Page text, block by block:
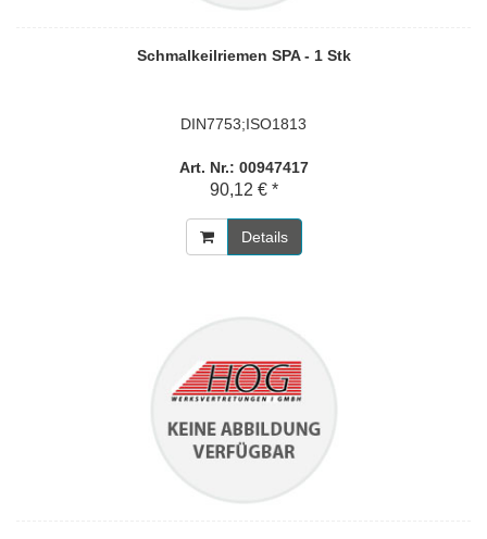
Schmalkeilriemen SPA - 1 Stk
DIN7753;ISO1813
Art. Nr.: 00947417
90,12 € *
Details